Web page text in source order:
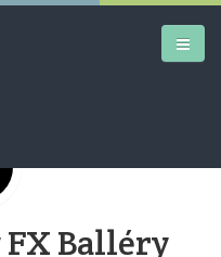
FX Balléry